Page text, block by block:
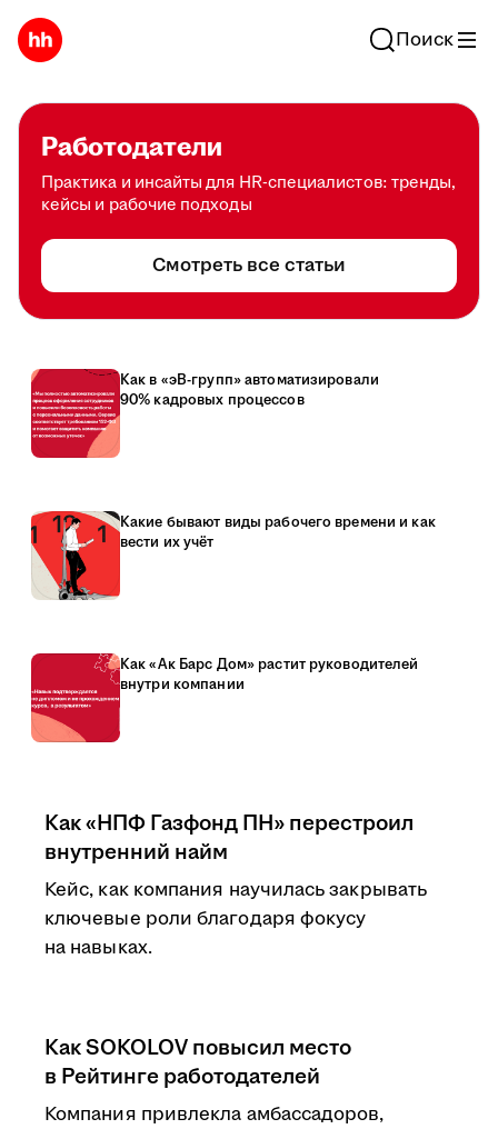
Поиск
Работодатели
Практика и инсайты для HR-специалистов: тренды,
кейсы и рабочие подходы
Смотреть все статьи
Как в «эВ-групп» автоматизировали
90% кадровых процессов
Какие бывают виды рабочего времени и как
вести их учёт
Как «Ак Барс Дом» растит руководителей
внутри компании
Как «НПФ Газфонд ПН» перестроил
внутренний найм
Кейс, как компания научилась закрывать
ключевые роли благодаря фокусу
на навыках.
Как SOKOLOV повысил место
в Рейтинге работодателей
Компания привлекла амбассадоров,